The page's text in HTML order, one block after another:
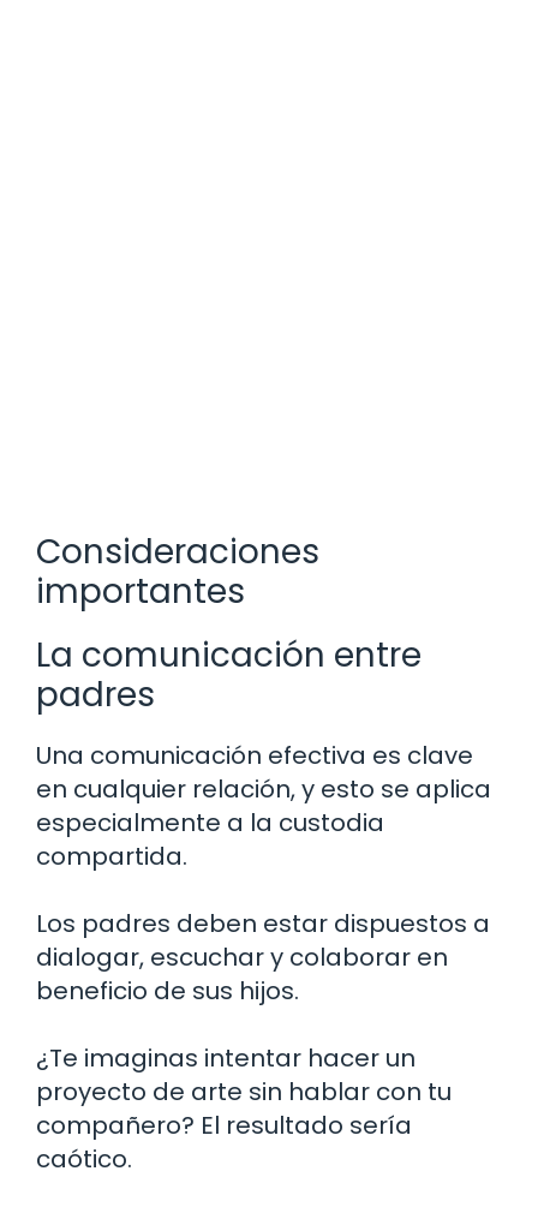
Consideraciones
importantes
La comunicación entre
padres
Una comunicación efectiva es clave
en cualquier relación, y esto se aplica
especialmente a la custodia
compartida.
Los padres deben estar dispuestos a
dialogar, escuchar y colaborar en
beneficio de sus hijos.
¿Te imaginas intentar hacer un
proyecto de arte sin hablar con tu
compañero? El resultado sería
caótico.